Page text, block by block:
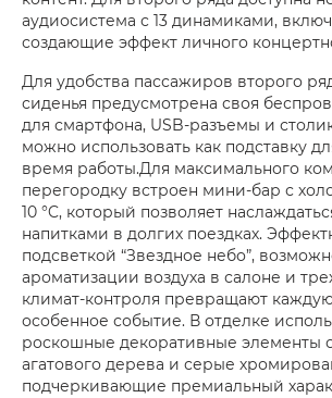
аудиосистема с 13 динамиками,
создающие эффект личного
Для удобства пассажиров второго
сиденья предусмотрена своя
для смартфона, USB-разъемы и
можно использовать как подставку
время работы.Для максимального
перегородку встроен мини-бар с
10 °C, который позволяет
напитками в долгих поездках.
подсветкой “Звездное небо”,
ароматизации воздуха в салоне и
климат-контроля превращают
особенное событие. В отделке
роскошные декоративные элементы
агатового дерева и серые
подчеркивающие премиальный